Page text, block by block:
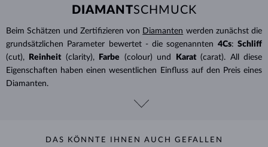
DIAMANTSCHMUCK
Beim Schätzen und Zertifizieren von Diamanten werden zunächst die
grundsätzlichen Parameter bewertet - die sogenannten 4Cs: Schliff
(cut),
Reinheit (clarity), Farbe (colour) und Karat (carat). All diese
Eigenschaften haben einen wesentlichen Einfluss auf den Preis eines
Diamanten.
DAS KÖNNTE IHNEN AUCH GEFALLEN